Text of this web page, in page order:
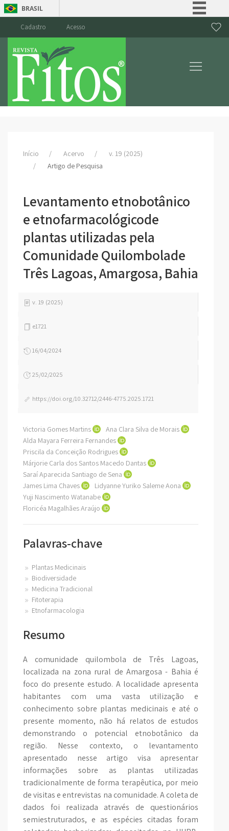
BRASIL
Canais
Cadastro Acesso
Início Acervo
v. 19 (2025)
Artigo de Pesquisa
Levantamento etnobotânico
e etnofarmacológicode
plantas utilizadas pela
Comunidade Quilombolade
Três Lagoas, Amargosa, Bahia
v. 19 (2025)
e1721
16/04/2024
25/02/2025
https://doi.org/10.32712/2446-4775.2025.1721
Victoria Gomes Martins
Ana Clara Silva de Morais
Alda Mayara Ferreira Fernandes
Priscila da Conceição Rodrigues
Márjorie Carla dos Santos Macedo Dantas
Saraí Aparecida Santiago de Sena
James Lima Chaves
Lidyanne Yuriko Saleme Aona
Yuji Nascimento Watanabe
Floricéa Magalhães Araújo
Palavras-chave
Plantas Medicinais
Biodiversidade
Medicina Tradicional
Fitoterapia
Etnofarmacologia
Resumo
A comunidade quilombola de Três Lagoas,
localizada na zona rural de Amargosa - Bahia é
foco do presente estudo. A localidade apresenta
habitantes com uma vasta utilização e
conhecimento sobre plantas medicinais e até o
presente momento, não há relatos de estudos
demonstrando o potencial etnobotânico da
região. Nesse contexto, o levantamento
apresentado nesse artigo visa apresentar
informações sobre as plantas utilizadas
tradicionalmente de forma terapêutica, por meio
de visitas e entrevistas na comunidade. A coleta de
dados foi realizada através de questionários
semiestruturados, e as espécies citadas foram